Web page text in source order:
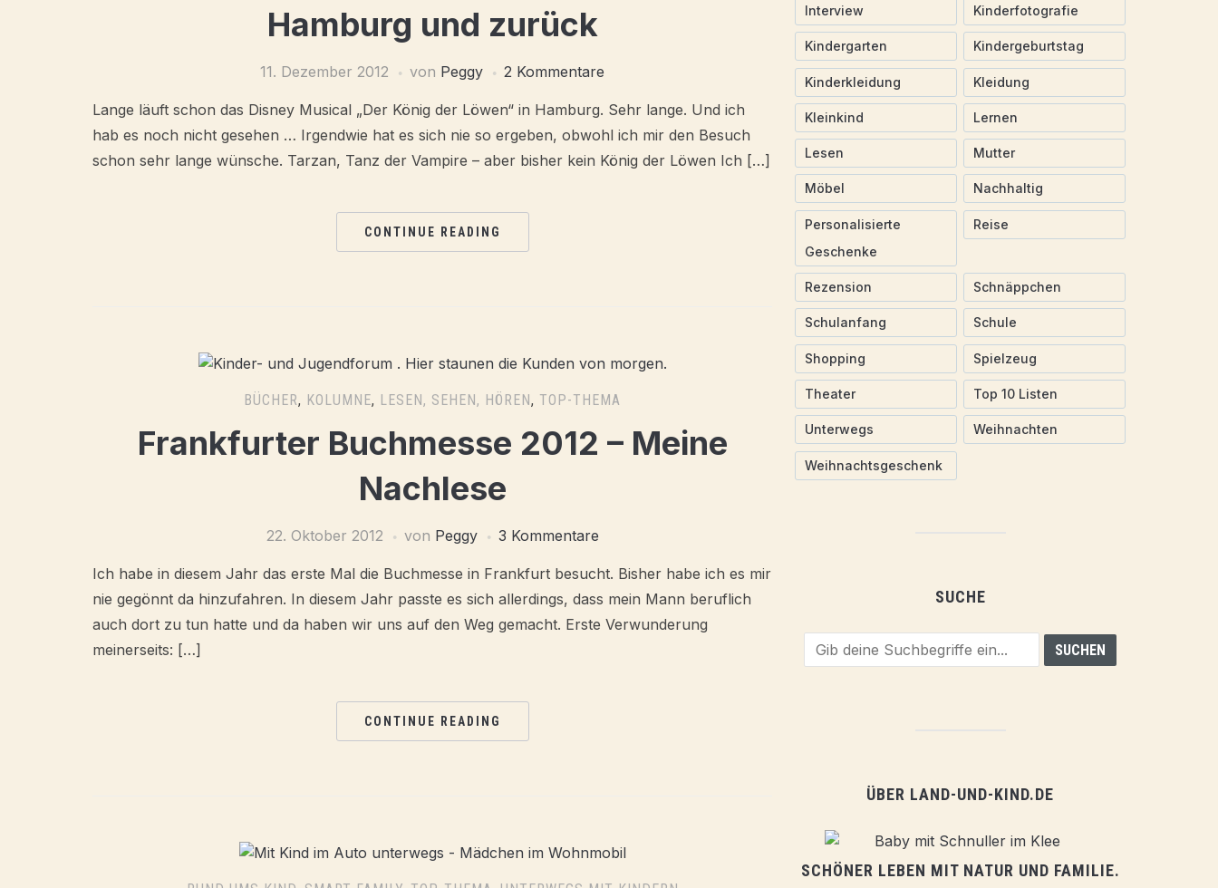
Hamburg und zurück
11. Dezember 2012 von Peggy 2 Kommentare
Lange läuft schon das Disney Musical „Der König der Löwen“ in Hamburg. Sehr lange. Und ich
hab es noch nicht gesehen … Irgendwie hat es sich nie so ergeben, obwohl ich mir den Besuch
schon sehr lange wünsche. Tarzan, Tanz der Vampire – aber bisher kein König der Löwen Ich […]
CONTINUE READING
BÜCHER, KOLUMNE, LESEN, SEHEN, HÖREN, TOP-THEMA
Frankfurter Buchmesse 2012 – Meine
Nachlese
22. Oktober 2012 von Peggy 3 Kommentare
Ich habe in diesem Jahr das erste Mal die Buchmesse in Frankfurt besucht. Bisher habe ich es mir
nie gegönnt da hinzufahren. In diesem Jahr passte es sich allerdings, dass mein Mann beruflich
auch dort zu tun hatte und da haben wir uns auf den Weg gemacht. Erste Verwunderung
meinerseits: […]
CONTINUE READING
Interview Kinderfotografie
Kindergarten Kindergeburtstag
Kinderkleidung Kleidung
Kleinkind Lernen
Lesen Mutter
Möbel Nachhaltig
Personalisierte
Geschenke
Reise
Rezension Schnäppchen
Schulanfang Schule
Shopping Spielzeug
Theater Top 10 Listen
Unterwegs Weihnachten
Weihnachtsgeschenk
SUCHE
ÜBER LAND-UND-KIND.DE
SCHÖNER LEBEN MIT NATUR UND FAMILIE.